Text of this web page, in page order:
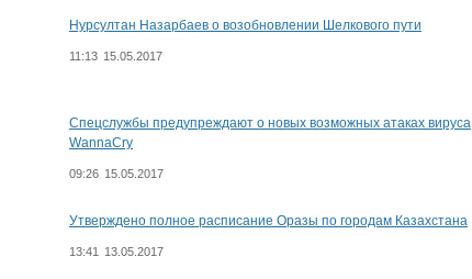
Нурсултан Назарбаев о возобновлении Шелкового пути
11:13 15.05.2017
Спецслужбы предупреждают о новых возможных атаках вируса
WannaCry
09:26 15.05.2017
Утверждено полное расписание Оразы по городам Казахстана
13:41 13.05.2017